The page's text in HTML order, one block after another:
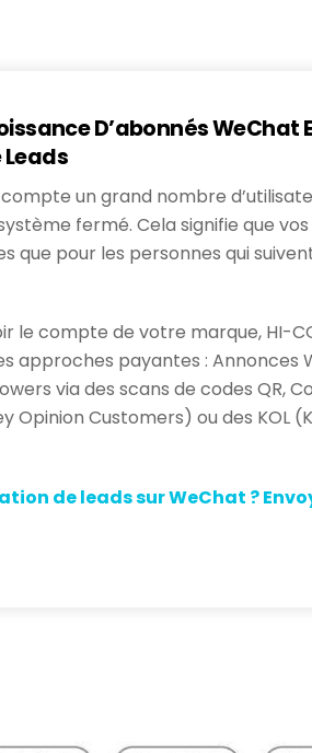
D’abonnés WeChat
un grand nombre
fermé. Cela signifie que
que pour les personnes qui
le compte de votre marque, HI-
approches payantes : Annonces
via des scans de codes QR,
Opinion Customers) ou des KOL
de leads sur WeChat ?